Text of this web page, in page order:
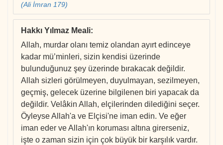
(Ali İmran 179)
Hakkı Yılmaz Meali:
Allah, murdar olanı temiz olandan ayırt edinceye
kadar mü’minleri, sizin kendisi üzerinde
bulunduğunuz şey üzerinde bırakacak değildir.
Allah sizleri görülmeyen, duyulmayan, sezilmeyen,
geçmiş, gelecek üzerine bilgilenen biri yapacak da
değildir. Velâkin Allah, elçilerinden dilediğini seçer.
Öyleyse Allah'a ve Elçisi'ne iman edin. Ve eğer
iman eder ve Allah'ın koruması altına girerseniz,
işte o zaman sizin için çok büyük bir karşılık vardır.